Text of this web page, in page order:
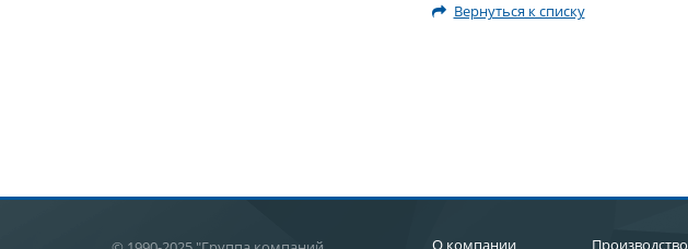
Вернуться к списку
О компании Производство